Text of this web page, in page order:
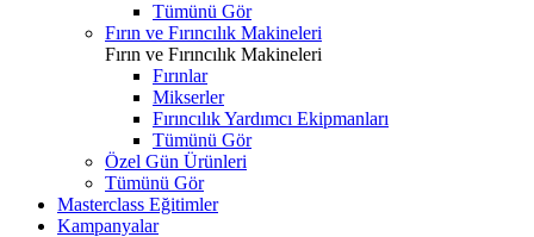
Tümünü Gör
Fırın ve Fırıncılık Makineleri
Fırın ve Fırıncılık Makineleri
Fırınlar
Mikserler
Fırıncılık Yardımcı Ekipmanları
Tümünü Gör
Özel Gün Ürünleri
Tümünü Gör
Masterclass Eğitimler
Kampanyalar